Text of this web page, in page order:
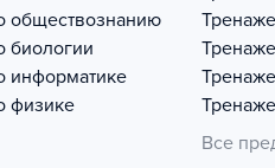
обществознанию
биологии
информатике
физике
Все